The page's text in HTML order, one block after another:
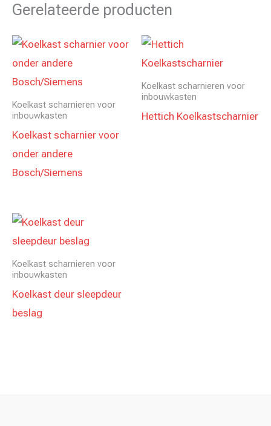
Gerelateerde producten
Koelkast scharnieren voor
inbouwkasten
Koelkast scharnier voor
onder andere
Bosch/Siemens
Koelkast scharnieren voor
inbouwkasten
Hettich Koelkastscharnier
Koelkast scharnieren voor
inbouwkasten
Koelkast deur sleepdeur
beslag